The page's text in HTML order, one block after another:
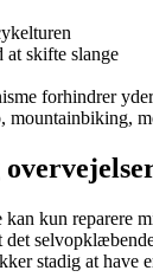
at skifte slange
forhindrer
mountainbiking,
kan kun reparere
stadig at have